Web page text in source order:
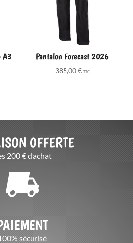
A3 Pantalon Forecast 2026
385,00€ TTC
OFFERTE
200 € d’achat
sécurisé